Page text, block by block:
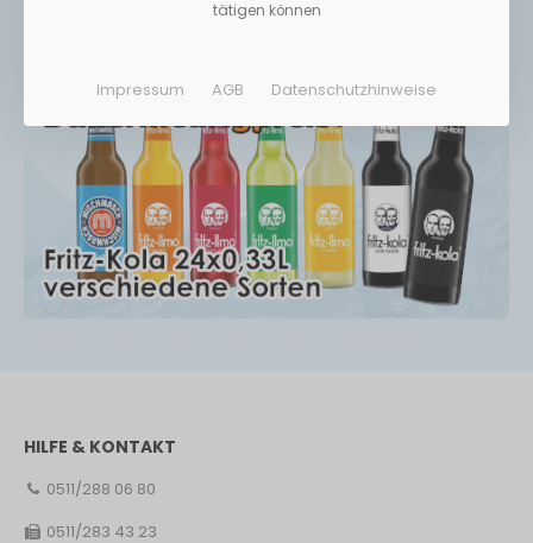
HILFE & KONTAKT
0511/288 06 80
0511/283 43 23
tätigen können
Impressum AGB Datenschutzhinweise